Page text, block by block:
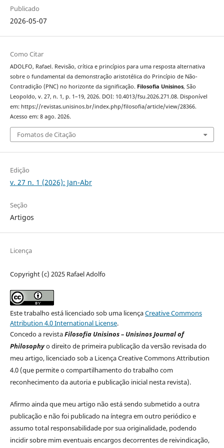
Publicado
2026-05-07
Como Citar
ADOLFO, Rafael. Revisão, crítica e princípios para uma resposta alternativa
sobre o fundamental da demonstração aristotélica do Princípio de Não-
Contradição (PNC) no horizonte da significação. Filosofia Unisinos, São
Leopoldo, v. 27, n. 1, p. 1–19, 2026. DOI: 10.4013/fsu.2026.271.08. Disponível
em: https://revistas.unisinos.br/index.php/filosofia/article/view/28366.
Acesso em: 8 ago. 2026.
Fomatos de Citação
Edição
v. 27 n. 1 (2026): Jan-Abr
Seção
Artigos
Licença
Copyright (c) 2025 Rafael Adolfo
Este trabalho está licenciado sob uma licençaCreative Commons
Attribution 4.0 International License.
Concedo a revistaFilosofia Unisinos – Unisinos Journal of
Philosophyo direito de primeira publicação da versão revisada do
meu artigo, licenciado sob a Licença Creative Commons Attribution
4.0 (que permite o compartilhamento do trabalho com
reconhecimento da autoria e publicação inicial nesta revista).
Afirmo ainda que meu artigo não está sendo submetido a outra
publicação e não foi publicado na íntegra em outro periódico e
assumo total responsabilidade por sua originalidade, podendo
incidir sobre mim eventuais encargos decorrentes de reivindicação,